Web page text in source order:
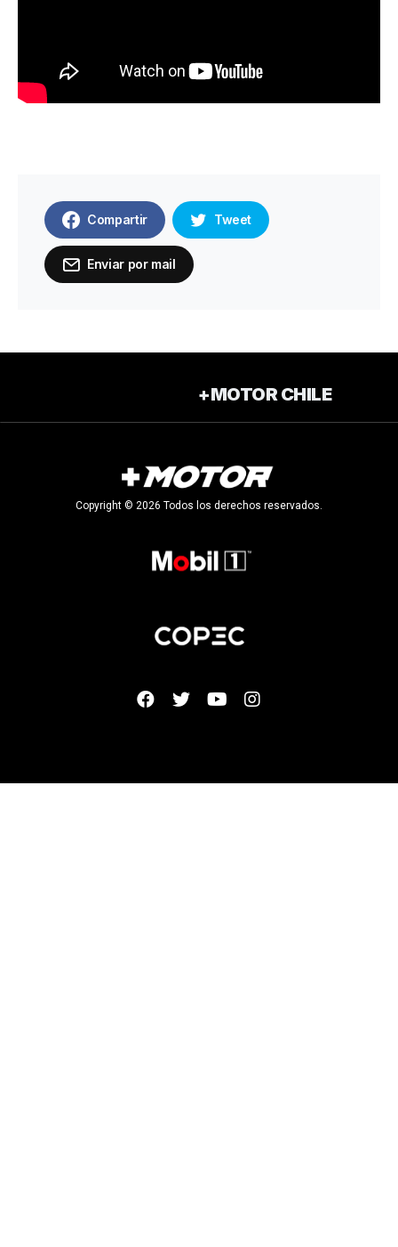
Compartir Tweet
Enviar por mail
+MOTOR CHILE
Copyright © 2026 Todos los derechos reservados.